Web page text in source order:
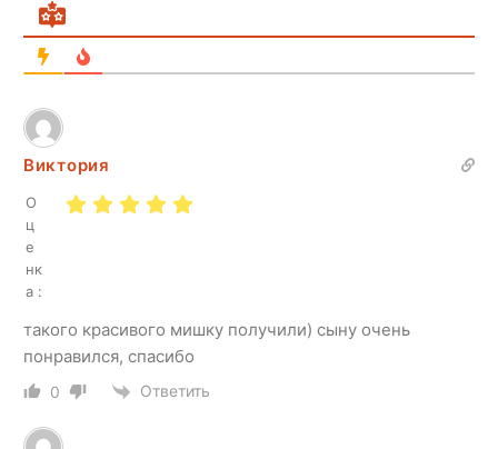
Виктория
О
ц
е
нк
а :
такого красивого мишку получили) сыну очень
понравился, спасибо
0 Ответить